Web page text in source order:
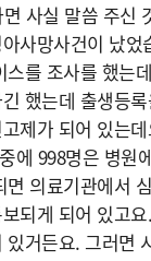
사실 말씀 주신
사망사건이 났
스를 조사를 했는
했는데 출생등
제가 되어 있는
에 998명은 병원
면 의료기관에서
되게 되어 있고
있거든요. 그러면